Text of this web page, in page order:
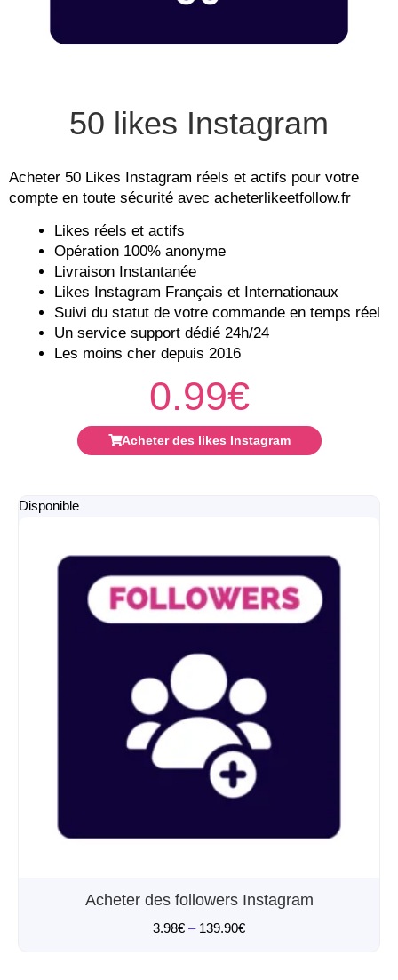
50 likes Instagram
Acheter 50 Likes Instagram réels et actifs pour votre
compte en toute sécurité avec acheterlikeetfollow.fr
Likes réels et actifs
Opération 100% anonyme
Livraison Instantanée
Likes Instagram Français et Internationaux
Suivi du statut de votre commande en temps réel
Un service support dédié 24h/24
Les moins cher depuis 2016
0.99€
Acheter des likes Instagram
Disponible
Acheter des followers Instagram
3.98€ – 139.90€